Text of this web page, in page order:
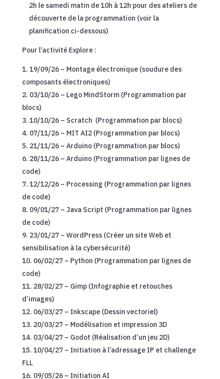
2h le samedi matin de 10h à 12h pour des ateliers de
découverte de la programmation (voir la
planification ci-dessous)
Pour l’activité Explore :
19/09/26 – Montage électronique (soudure des
composants électroniques)
03/10/26 – Lego MindStorm (Programmation par
blocs)
10/10/26 – Scratch (Programmation par blocs)
07/11/26 – MIT AI2 (Programmation par blocs)
21/11/26 – Arduino (Programmation par blocs)
28/11/26 – Arduino (Programmation par lignes de
code)
12/12/26 – Processing (Programmation par lignes
de code)
09/01/27 – Java Script (Programmation par lignes
de code)
23/01/27 – WordPress (Créer un site Web et
sensibilisation à la cybersécurité)
06/02/27 – Python (Programmation par lignes de
code)
28/02/27 – Gimp (Infographie et retouches
d’images)
06/03/27 – Inkscape (Dessin vectoriel)
20/03/27 – Modélisation et impression 3D
03/04/27 – Godot (Réalisation d’un jeu 2D)
10/04/27 – Initiation à l’adressage IP et challenge
FLL
09/05/26 – Initiation AI